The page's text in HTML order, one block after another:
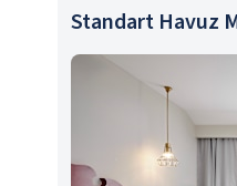
Standart Havuz